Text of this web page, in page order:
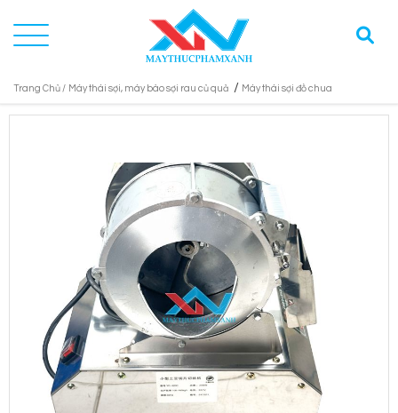
Trang Chủ / Máy thái sợi, máy bào sợi rau củ quả / Máy thái sợi đồ chua